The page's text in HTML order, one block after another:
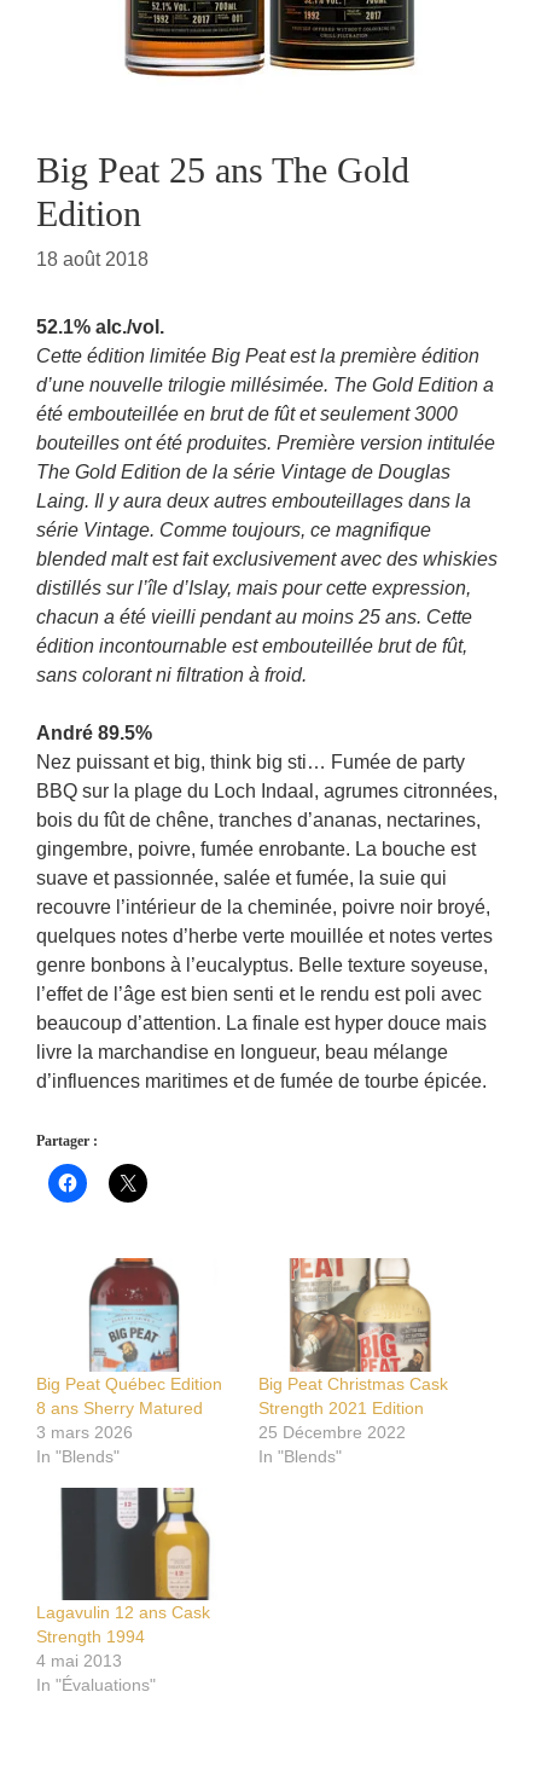
Big Peat 25 ans The Gold
Edition
18 août 2018
52.1% alc./vol.
Cette édition limitée Big Peat est la première édition
d’une nouvelle trilogie millésimée. The Gold Edition a
été embouteillée en brut de fût et seulement 3000
bouteilles ont été produites. Première version intitulée
The Gold Edition de la série Vintage de Douglas
Laing. Il y aura deux autres embouteillages dans la
série Vintage. Comme toujours, ce magnifique
blended malt est fait exclusivement avec des whiskies
distillés sur l’île d’Islay, mais pour cette expression,
chacun a été vieilli pendant au moins 25 ans. Cette
édition incontournable est embouteillée brut de fût,
sans colorant ni filtration à froid.
André 89.5%
Nez puissant et big, think big sti… Fumée de party
BBQ sur la plage du Loch Indaal, agrumes citronnées,
bois du fût de chêne, tranches d’ananas, nectarines,
gingembre, poivre, fumée enrobante. La bouche est
suave et passionnée, salée et fumée, la suie qui
recouvre l’intérieur de la cheminée, poivre noir broyé,
quelques notes d’herbe verte mouillée et notes vertes
genre bonbons à l’eucalyptus. Belle texture soyeuse,
l’effet de l’âge est bien senti et le rendu est poli avec
beaucoup d’attention. La finale est hyper douce mais
livre la marchandise en longueur, beau mélange
d’influences maritimes et de fumée de tourbe épicée.
Partager :
Big Peat Québec Edition
8 ans Sherry Matured
3 mars 2026
In "Blends"
Big Peat Christmas Cask
Strength 2021 Edition
25 Décembre 2022
In "Blends"
Lagavulin 12 ans Cask
Strength 1994
4 mai 2013
In "Évaluations"